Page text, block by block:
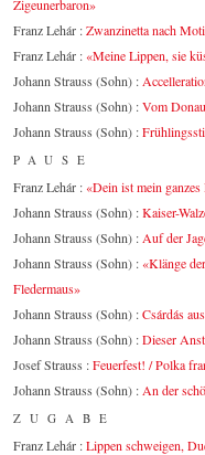
Zigeunerbaron»
Franz Lehár :Zwanzinetta nach
Franz Lehár :«Meine Lippen, sie
Johann Strauss (Sohn) :
Johann Strauss (Sohn) :Vom
Johann Strauss (Sohn) :
PAUSE
Franz Lehár :«Dein ist mein
Johann Strauss (Sohn) :Kaiser-
Johann Strauss (Sohn) : Auf der
Johann Strauss (Sohn) :«Klänge
Fledermaus»
Johann Strauss (Sohn) :Csárdás
Johann Strauss (Sohn) :Dieser
Josef Strauss :Feuerfest! / Polka
Johann Strauss (Sohn) : An der
ZUGABE
Franz Lehár :Lippen schweigen,